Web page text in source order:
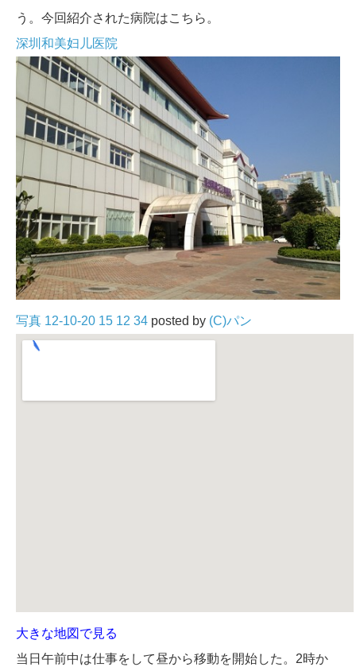
う。今回紹介された病院はこちら。
深圳和美妇儿医院
写真 12-10-20 15 12 34 posted by (C)パン
大きな地図で見る
当日午前中は仕事をして昼から移動を開始した。2時か